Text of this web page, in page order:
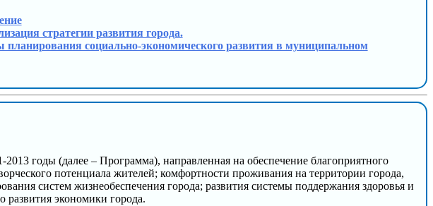
стратегии развития города.
планирования социально-экономического развития в муниципальном
годы (далее – Программа), направленная на обеспечение благоприятного
потенциала жителей; комфортности проживания на территории города,
систем жизнеобеспечения города; развития системы поддержания здоровья и
развития экономики города.